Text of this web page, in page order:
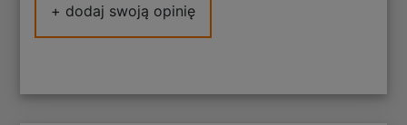
+ dodaj swoją opinię